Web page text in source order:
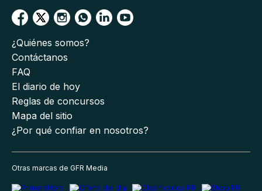
¿Quiénes somos?
Contáctanos
FAQ
El diario de hoy
Reglas de concursos
Mapa del sitio
¿Por qué confiar en nosotros?
Otras marcas de GFR Media